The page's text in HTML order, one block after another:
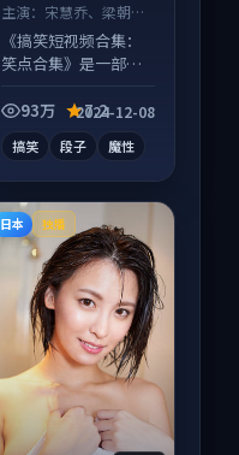
主演： 宋慧乔、梁朝伟
等
《搞笑短视频合集：
笑点合集》是一部喜
奏紧凑信息量大，适
93万 7.2
2024-12-08
搞笑 段子 魔性
日本 独播